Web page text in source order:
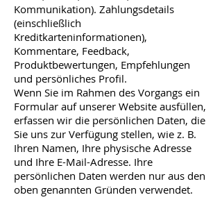
Kommunikation). Zahlungsdetails
(einschließlich
Kreditkarteninformationen),
Kommentare, Feedback,
Produktbewertungen, Empfehlungen
und persönliches Profil.
Wenn Sie im Rahmen des Vorgangs ein
Formular auf unserer Website ausfüllen,
erfassen wir die persönlichen Daten, die
Sie uns zur Verfügung stellen, wie z. B.
Ihren Namen, Ihre physische Adresse
und Ihre E-Mail-Adresse. Ihre
persönlichen Daten werden nur aus den
oben genannten Gründen verwendet.